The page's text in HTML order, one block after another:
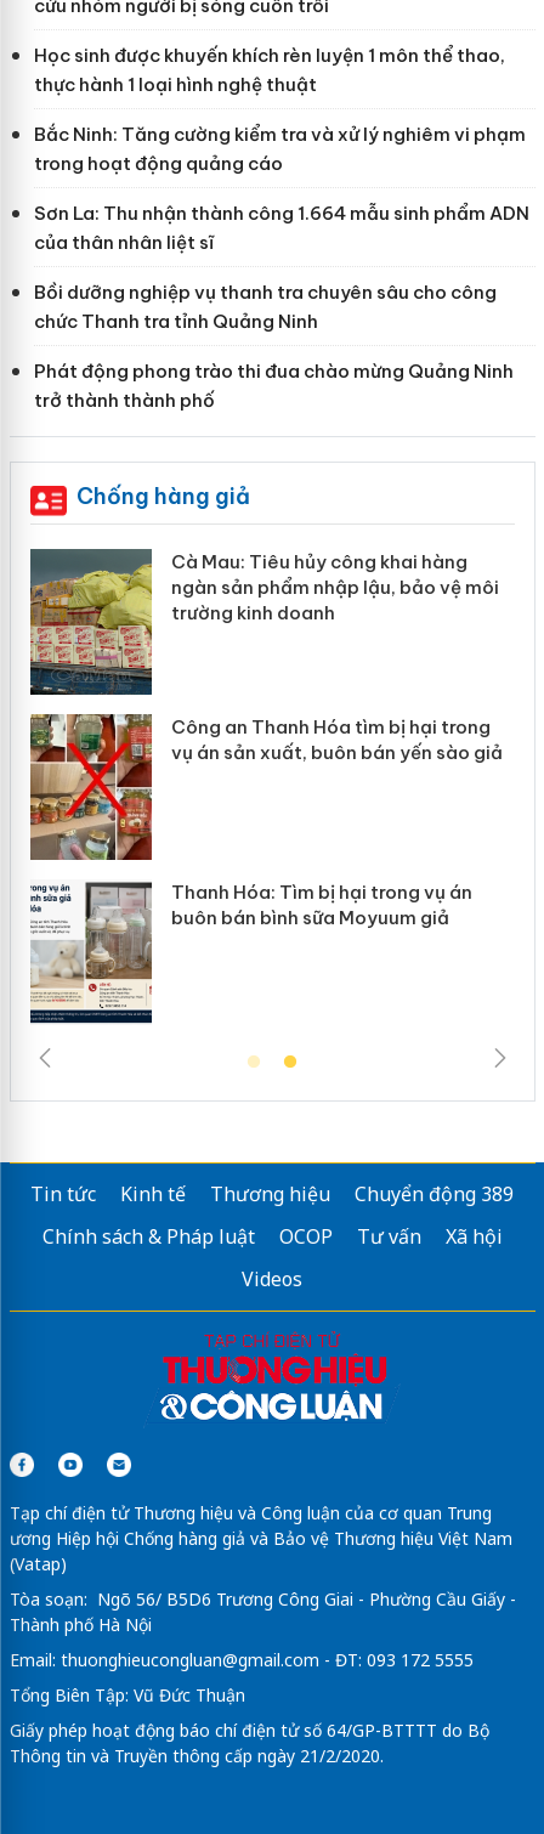
cứu nhóm người bị sóng cuốn trôi
Học sinh được khuyến khích rèn luyện 1 môn thể thao,
thực hành 1 loại hình nghệ thuật
Bắc Ninh: Tăng cường kiểm tra và xử lý nghiêm vi phạm
trong hoạt động quảng cáo
Sơn La: Thu nhận thành công 1.664 mẫu sinh phẩm ADN
của thân nhân liệt sĩ
Bồi dưỡng nghiệp vụ thanh tra chuyên sâu cho công
chức Thanh tra tỉnh Quảng Ninh
Phát động phong trào thi đua chào mừng Quảng Ninh
trở thành thành phố
Chống hàng giả
lậu, bảo vệ môi
bị hại trong
bán yến sào giả
trong vụ án
giả
Khẩn trương xác minh, xử
Slimaura Care x3 sử dụng
giả mạo
Lào Cai xử lý 83 vụ vi
mại trong tháng 7
Hưng Yên: Xử lý 6 hộ kinh
hàng giả mạo nhãn hiệu
Tin tức Kinh tế Thương hiệu
Chuyển động 389
Chính sách & Pháp luật
OCOP Tư vấn
Xã hội
Videos
Tạp chí điện tử Thương hiệu và Công luận của cơ quan Trung
ương Hiệp hội Chống hàng giả và Bảo vệ Thương hiệu Việt Nam
(Vatap)
Tòa soạn: Ngõ 56/ B5D6 Trương Công Giai - Phường Cầu Giấy -
Thành phố Hà Nội
Email: thuonghieucongluan@gmail.com - ĐT: 093 172 5555
Tổng Biên Tập: Vũ Đức Thuận
Giấy phép hoạt động báo chí điện tử số 64/GP-BTTTT do Bộ
Thông tin và Truyền thông cấp ngày 21/2/2020.